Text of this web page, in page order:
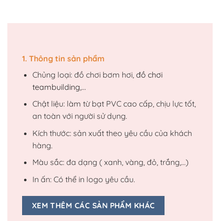
1. Thông tin sản phẩm
Chủng loại: đồ chơi bơm hơi, đồ chơi
teambuilding ,…
Chật liệu: làm từ bạt PVC cao cấp, chịu lực tốt,
an toàn với người sử dụng.
Kích thước: sản xuất theo yêu cầu của khách
hàng.
Màu sắc: đa dạng ( xanh, vàng, đỏ, trắng,…)
In ấn: Có thể in logo yêu cầu.
XEM THÊM CÁC SẢN PHẨM KHÁC